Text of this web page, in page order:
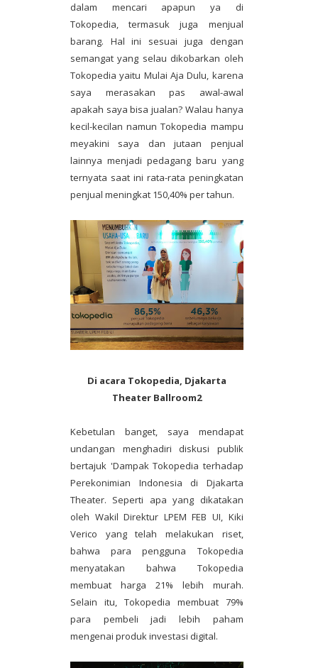
dalam mencari apapun ya di
Tokopedia, termasuk juga menjual
barang. Hal ini sesuai juga dengan
semangat yang selau dikobarkan oleh
Tokopedia yaitu Mulai Aja Dulu, karena
saya merasakan pas awal-awal
apakah saya bisa jualan? Walau hanya
kecil-kecilan namun Tokopedia mampu
meyakini saya dan jutaan penjual
lainnya menjadi pedagang baru yang
ternyata saat ini rata-rata peningkatan
penjual meningkat 150,40% per tahun.
Di acara Tokopedia, Djakarta
Theater Ballroom2
Kebetulan banget, saya mendapat
undangan menghadiri diskusi publik
bertajuk 'Dampak Tokopedia terhadap
Perekonimian Indonesia di Djakarta
Theater. Seperti apa yang dikatakan
oleh Wakil Direktur LPEM FEB UI, Kiki
Verico yang telah melakukan riset,
bahwa para pengguna Tokopedia
menyatakan bahwa Tokopedia
membuat harga 21% lebih murah.
Selain itu, Tokopedia membuat 79%
para pembeli jadi lebih paham
mengenai produk investasi digital.